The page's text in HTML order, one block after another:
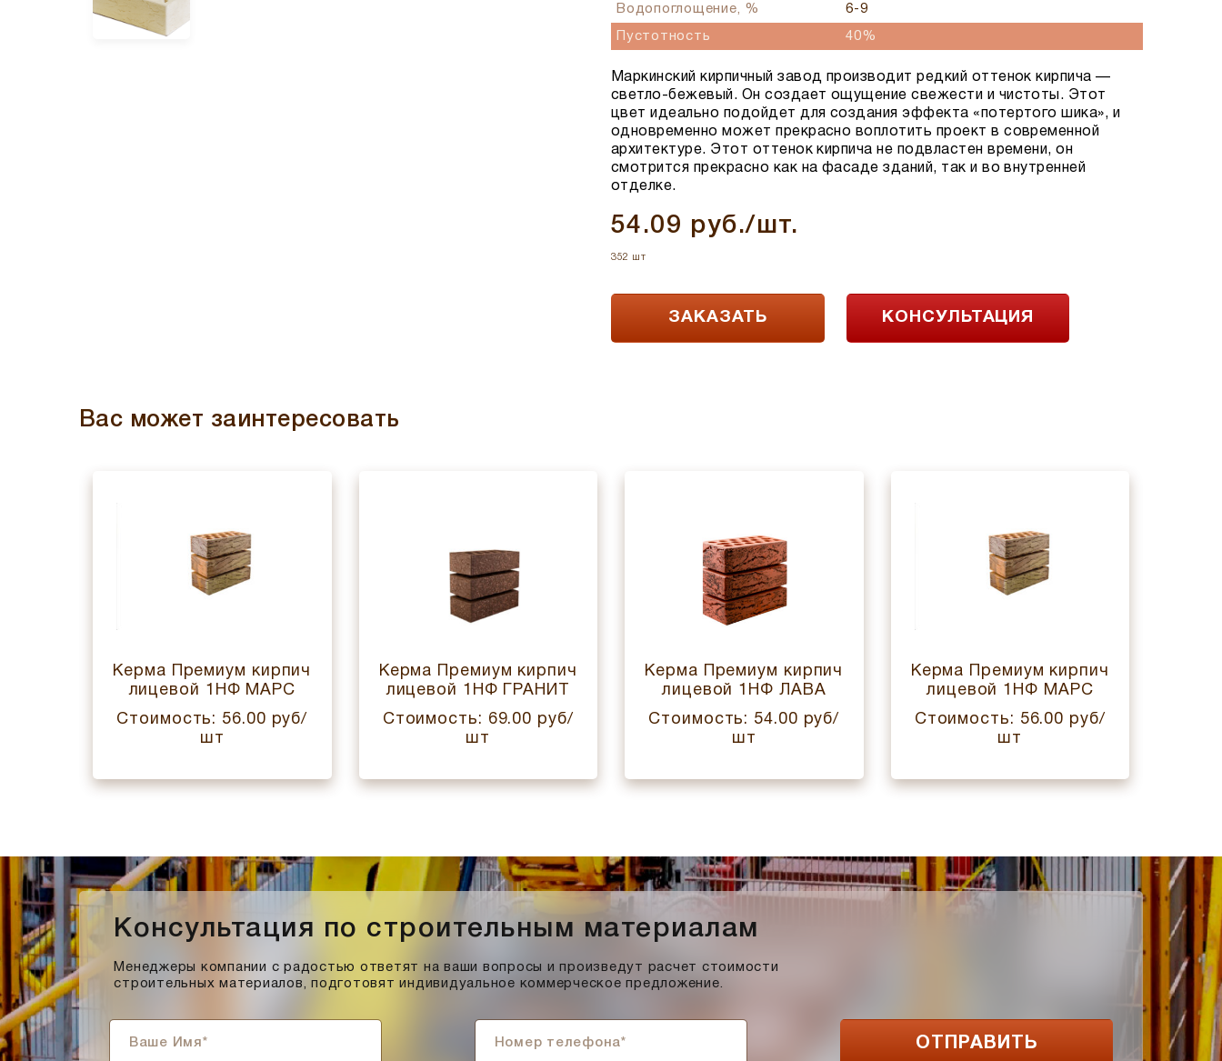
Водопоглощение, % 6-9
Пустотность 40%
Маркинский кирпичный завод производит редкий оттенок кирпича —
светло-бежевый. Он создает ощущение свежести и чистоты. Этот
цвет идеально подойдет для создания эффекта «потертого шика», и
одновременно может прекрасно воплотить проект в современной
архитектуре. Этот оттенок кирпича не подвластен времени, он
смотрится прекрасно как на фасаде зданий, так и во внутренней
отделке.
54.09 руб./шт.
352 шт
ЗАКАЗАТЬ КОНСУЛЬТАЦИЯ
Вас может заинтересовать
Керма Премиум кирпич
лицевой 1НФ МАРС
Стоимость: 56.00 руб/
шт
Керма Премиум кирпич
лицевой 1НФ ГРАНИТ
Стоимость: 69.00 руб/
шт
Керма Премиум кирпич
лицевой 1НФ ЛАВА
Стоимость: 54.00 руб/
шт
Керма Премиум кирпич
лицевой 1НФ МАРС
Стоимость: 56.00 руб/
шт
Консультация по строительным материалам
Менеджеры компании с радостью ответят на ваши вопросы и произведут расчет стоимости
строительных материалов, подготовят индивидуальное коммерческое предложение.